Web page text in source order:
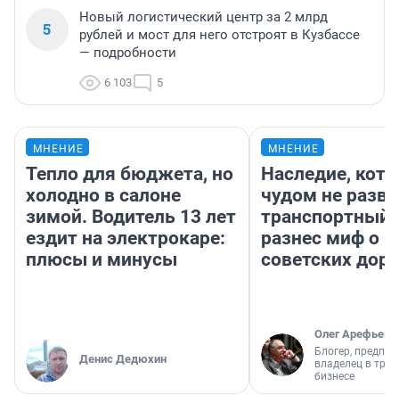
5
Новый логистический центр за 2 млрд
рублей и мост для него отстроят в Кузбассе
— подробности
6 103 5
МНЕНИЕ
Тепло для бюджета, но
холодно в салоне
зимой. Водитель 13 лет
ездит на электрокаре:
плюсы и минусы
Денис Дедюхин
МНЕНИЕ
Наследие,
чудом не
транспортный
разнес миф о
советских
Олег Арефьев
Блогер,
владелец в
бизнесе